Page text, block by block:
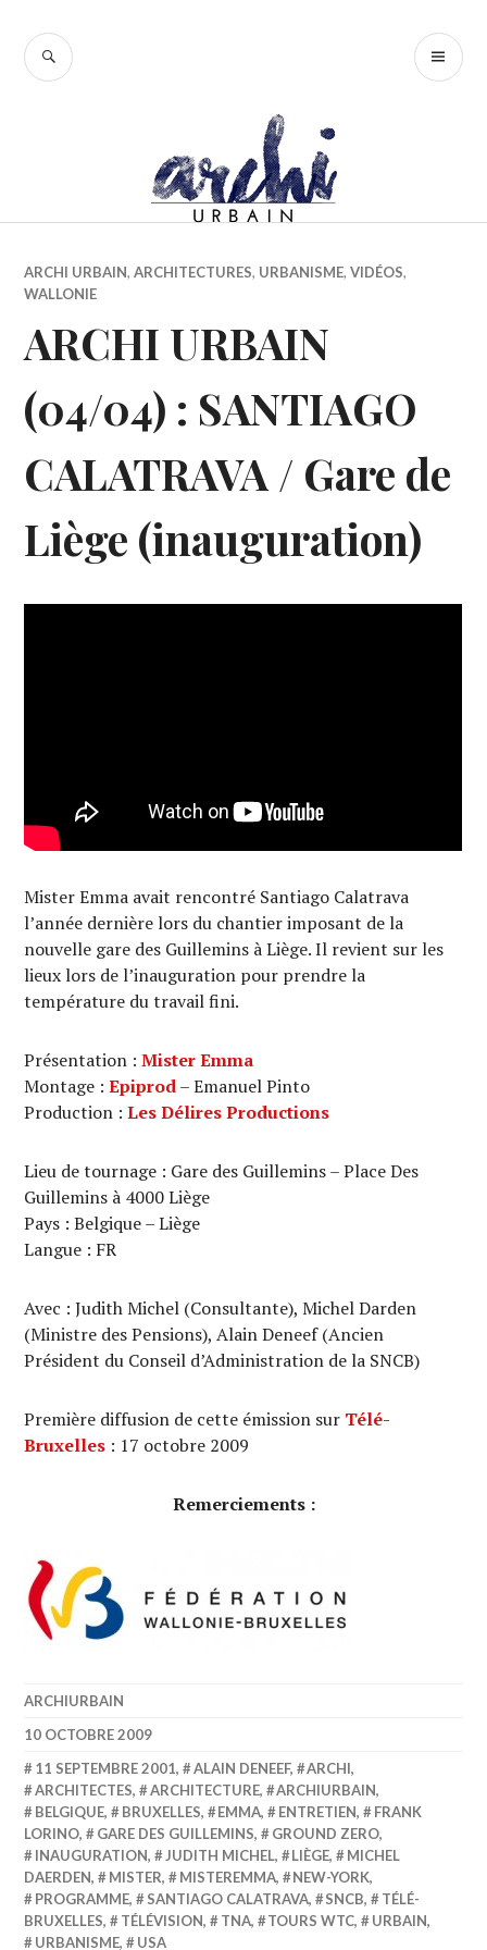
contenu
RECHERCHE
ARCHI URBAIN,ARCHITECTURES, URBANISME,VIDÉOS,
WALLONIE
ARCHI URBAIN
(04/04) : SANTIAGO
CALATRAVA / Gare de
Liège (inauguration)
Mister Emma avait rencontré Santiago Calatrava
l’année dernière lors du chantier imposant de la
nouvelle gare des Guillemins à Liège. Il revient sur les
lieux lors de l’inauguration pour prendre la
température du travail fini.
Présentation :Mister Emma
Montage :Epiprod– Emanuel Pinto
Production :Les Délires Productions
Lieu de tournage : Gare des Guillemins – Place Des
Guillemins à 4000 Liège
Pays : Belgique – Liège
Langue : FR
Avec : Judith Michel (Consultante), Michel Darden
(Ministre des Pensions), Alain Deneef (Ancien
Président du Conseil d’Administration de la SNCB)
Première diffusion de cette émission sur Télé-
Bruxelles : 17 octobre 2009
Remerciements :
ARCHIURBAIN
10 OCTOBRE 2009
11 SEPTEMBRE 2001, ALAIN DENEEF, ARCHI,
ARCHITECTES, ARCHITECTURE, ARCHIURBAIN,
BELGIQUE, BRUXELLES, EMMA, ENTRETIEN,
FRANK
LORINO, GARE DES GUILLEMINS, GROUND ZERO,
INAUGURATION, JUDITH MICHEL, LIÈGE,
MICHEL
DAERDEN, MISTER, MISTEREMMA, NEW-YORK,
PROGRAMME, SANTIAGO CALATRAVA, SNCB,
TÉLÉ-
BRUXELLES, TÉLÉVISION, TNA, TOURS WTC, URBAIN,
URBANISME, USA